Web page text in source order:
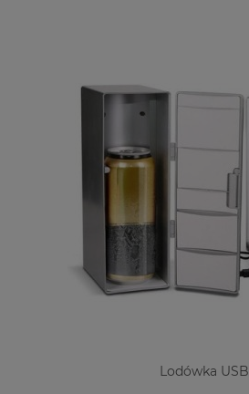
Lodówka USB